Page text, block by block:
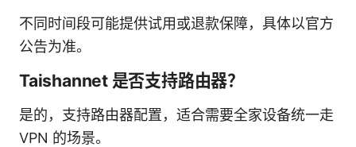
不同时间段可能提供试用或退款保障，具体以官方
公告为准。
Taishannet 是否支持路由器？
是的，支持路由器配置，适合需要全家设备统一走
VPN 的场景。